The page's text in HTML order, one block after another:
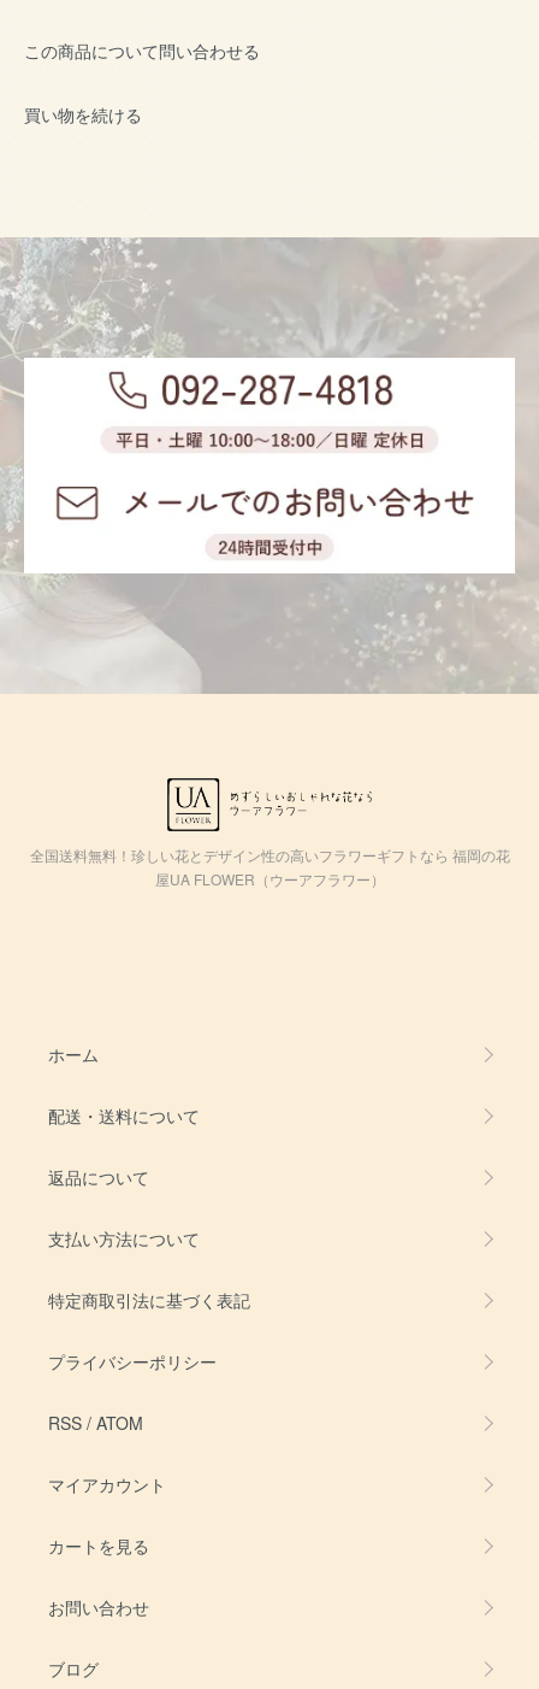
この商品について問い合わせる
買い物を続ける
全国送料無料！珍しい花とデザイン性の高いフラワーギフトなら 福岡の花
屋UA FLOWER（ウーアフラワー）
ホーム
配送・送料について
返品について
支払い方法について
特定商取引法に基づく表記
プライバシーポリシー
RSS / ATOM
マイアカウント
カートを見る
お問い合わせ
ブログ